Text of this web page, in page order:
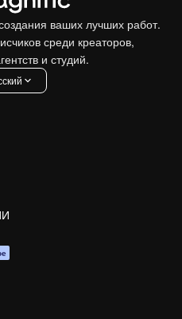
ваших лучших работ.
среди креаторов,
и студий.